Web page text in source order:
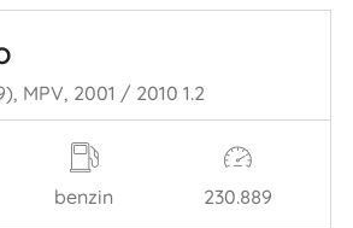
MPV, 2001 / 2010 1.2
benzin 230.889